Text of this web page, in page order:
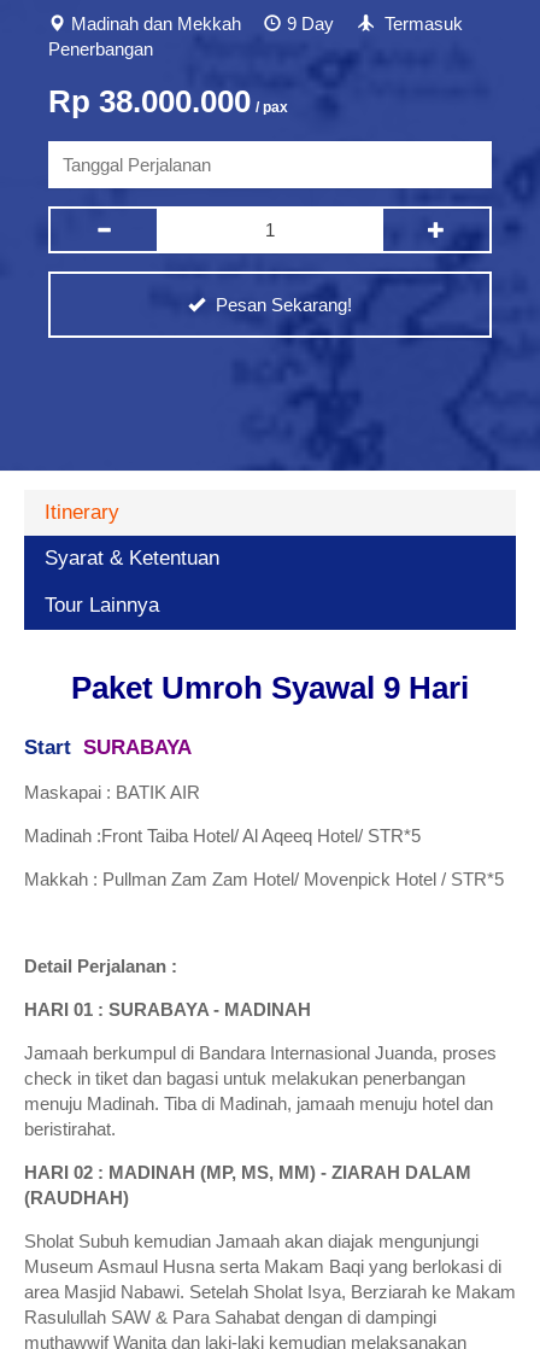
Madinah dan Mekkah 9 Day
Termasuk
Penerbangan
Rp 38.000.000 / pax
Pesan Sekarang!
Itinerary
Syarat & Ketentuan
Tour Lainnya
Paket Umroh Syawal 9 Hari
Start SURABAYA
Maskapai : BATIK AIR
Madinah :Front Taiba Hotel/ Al Aqeeq Hotel/ STR*5
Makkah : Pullman Zam Zam Hotel/ Movenpick Hotel / STR*5
Detail Perjalanan :
HARI 01 : SURABAYA - MADINAH
Jamaah berkumpul di Bandara Internasional Juanda, proses
check in tiket dan bagasi untuk melakukan penerbangan
menuju Madinah. Tiba di Madinah, jamaah menuju hotel dan
beristirahat.
HARI 02 : MADINAH (MP, MS, MM) - ZIARAH DALAM
(RAUDHAH)
Sholat Subuh kemudian Jamaah akan diajak mengunjungi
Museum Asmaul Husna serta Makam Baqi yang berlokasi di
area Masjid Nabawi. Setelah Sholat Isya, Berziarah ke Makam
Rasulullah SAW & Para Sahabat dengan di dampingi
muthawwif Wanita dan laki-laki kemudian melaksanakan